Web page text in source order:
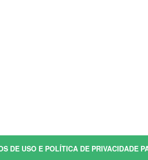
DE USO E POLÍTICA DE PRIVACIDADE